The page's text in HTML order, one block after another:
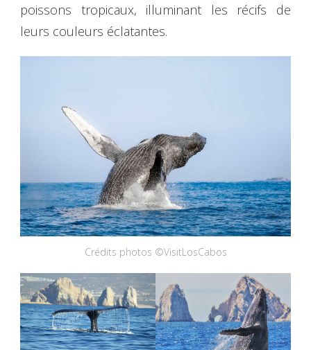
poissons tropicaux, illuminant les récifs de
leurs couleurs éclatantes.
Crédits photos ©VisitLosCabos